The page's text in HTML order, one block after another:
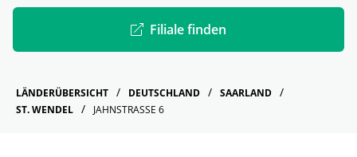
Filiale finden
LÄNDERÜBERSICHT DEUTSCHLAND
SAARLAND
ST. WENDEL
JAHNSTRASSE 6